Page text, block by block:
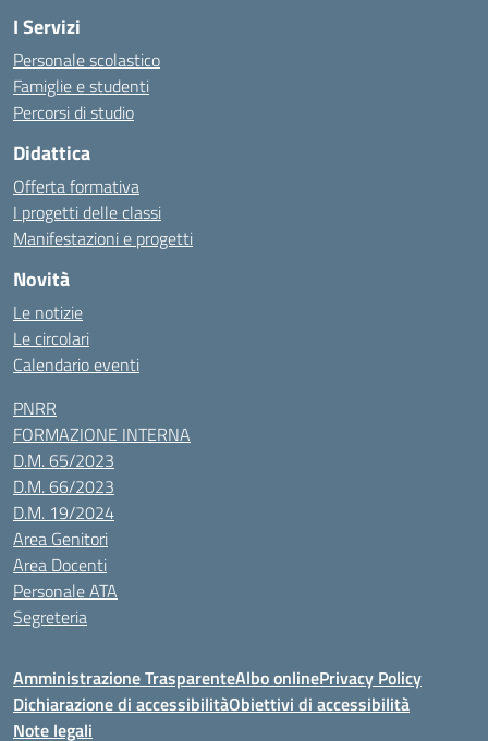
I Servizi
Personale scolastico
Famiglie e studenti
Percorsi di studio
Didattica
Offerta formativa
I progetti delle classi
Manifestazioni e progetti
Novità
Le notizie
Le circolari
Calendario eventi
PNRR
FORMAZIONE INTERNA
D.M. 65/2023
D.M. 66/2023
D.M. 19/2024
Area Genitori
Area Docenti
Personale ATA
Segreteria
Amministrazione TrasparenteAlbo onlinePrivacy Policy
Dichiarazione di accessibilitàObiettivi di accessibilità
Note legali